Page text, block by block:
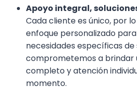
Apoyo integral,
Cada cliente es único, por
enfoque personalizado
necesidades específicas de
comprometemos a brindar
completo y atención
momento.